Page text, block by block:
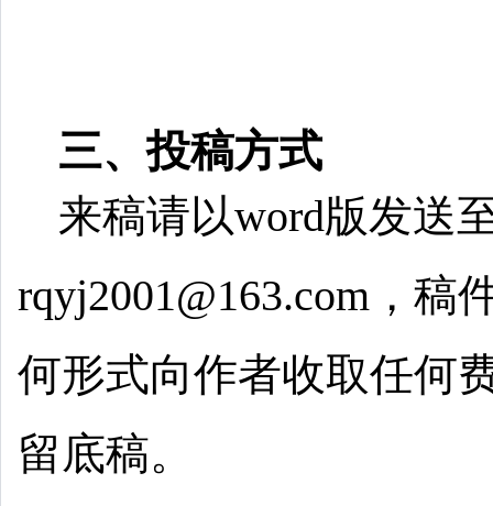
三、投稿方式
来稿请以word版发送
rqyj2001@163.com，
何形式向作者收取任何
留底稿。